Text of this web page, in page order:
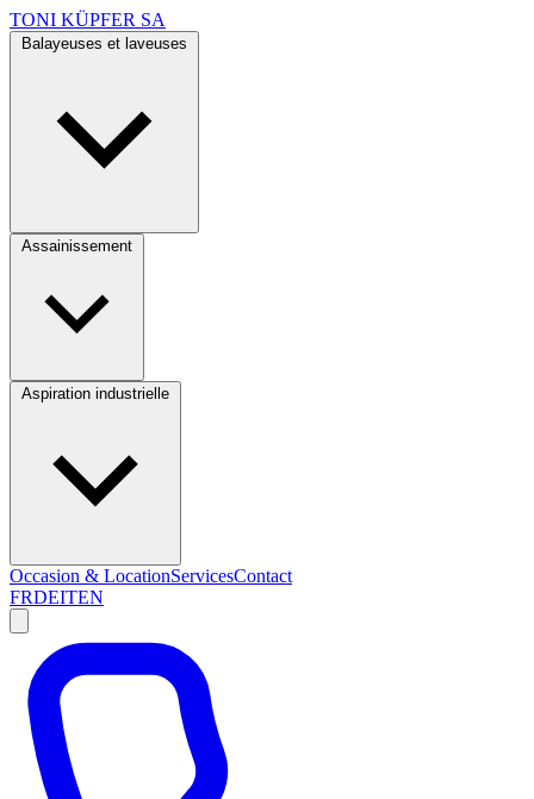
TONI KÜPFER SA
Occasion & LocationServicesContact
FRDEITEN